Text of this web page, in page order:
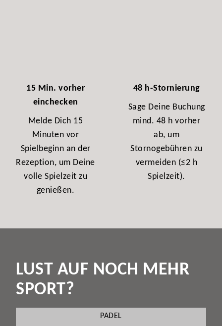
15 Min. vorher
einchecken
Melde Dich 15
Minuten vor
Spielbeginn an der
Rezeption, um Deine
volle Spielzeit zu
genießen.
48 h-Stornierung
Sage Deine Buchung
mind. 48 h vorher
ab, um
Stornogebühren zu
vermeiden (≤2 h
Spielzeit).
LUST AUF NOCH MEHR
SPORT?
PADEL